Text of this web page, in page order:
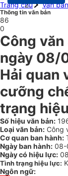
Trang chủ
Văn
Thông tin văn bản
86
0
Công
ngày 08/
Hải quan
cưỡng
trạng
Số hiệu văn bản:
Loại văn bản: Công
Cơ quan ban hành:
Ngày ban hành: 08-
Ngày có hiệu lực:
Tình trạng hiệu lực:
Ngôn ngữ: